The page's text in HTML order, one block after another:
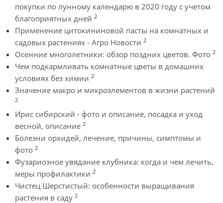
покупки по лунному календарю в 2020 году с учетом
благоприятных дней 2
Применение цитокининовой пасты на комнатных и
садовых растениях - Агро Новости 2
Осенние многолетники: обзор поздних цветов. Фото 2
Чем подкармливать комнатные цветы в домашних
условиях без химии 2
Значение макро и микроэлементов в жизни растений
2
Ирис сибирский - фото и описание, посадка и уход
весной, описание 2
Болезни орхидей, лечение, причины, симптомы и
фото 2
Фузариозное увядание клубника: когда и чем лечить,
меры профилактики 2
Чистец Шерстистый: особенности выращивания
растения в саду 2